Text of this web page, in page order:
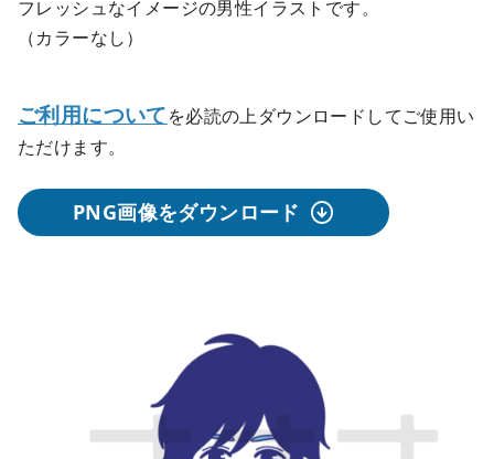
フレッシュなイメージの男性イラストです。
（カラーなし）
ご利用についてを必読の上ダウンロードしてご使用い
ただけます。
PNG画像をダウンロード